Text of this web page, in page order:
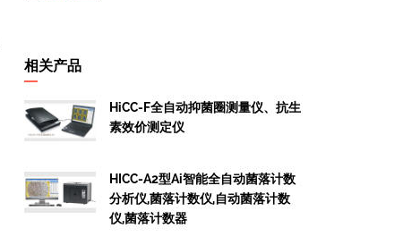
相关产品
HiCC-F全自动抑菌圈测量仪、抗生
素效价测定仪
HICC-A2型Ai智能全自动菌落计数
分析仪,菌落计数仪,自动菌落计数
仪,菌落计数器